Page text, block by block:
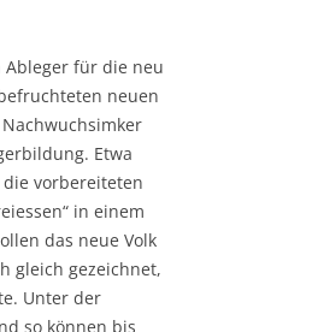
Ableger für die neu
neuen
Etwa
vorbereiteten
in einem
das neue Volk
gleich gezeichnet,
Unter der
so können bis